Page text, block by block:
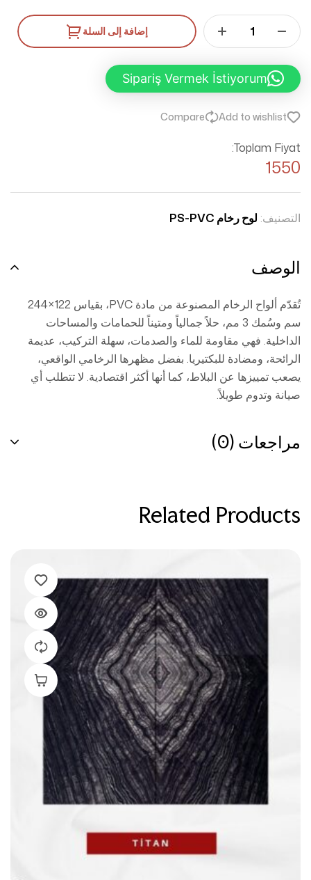
إضافة إلى السلة
Sipariş Vermek İstiyorum
Add to wishlist
Compare
Toplam Fiyat:
1550
التصنيف: لوح رخام PS-PVC
الوصف
تُقدّم ألواح الرخام المصنوعة من مادة PVC، بقياس 122×244
سم وسُمك 3 مم، حلاً جمالياً ومتيناً للحمامات والمساحات
الداخلية. فهي مقاومة للماء والصدمات، سهلة التركيب، عديمة
الرائحة، ومضادة للبكتيريا. بفضل مظهرها الرخامي الواقعي،
يصعب تمييزها عن البلاط، كما أنها أكثر اقتصادية. لا تتطلب أي
صيانة وتدوم طويلاً.
مراجعات (0)
Related Products
إضافة إلى